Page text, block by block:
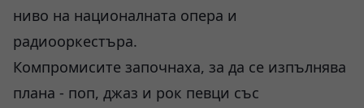
ниво на националната опера и
радиооркестъра.
Компромисите започнаха, за да се изпълнява
плана - поп, джаз и рок певци със